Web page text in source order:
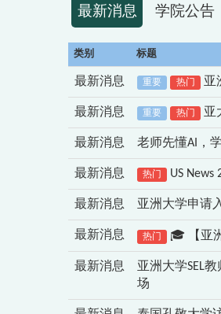
最新消息 学院公告
类别 标题
最新消息 重要 热门 亚
最新消息 重要 热门 亚
最新消息 老师先懂AI，
最新消息 热门 US
最新消息 亚洲大学申请
最新消息 热门 🎓 【亚
最新消息
亚洲大学SEL
场